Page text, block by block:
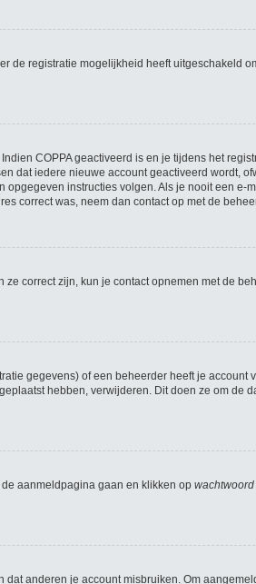
de registratie mogelijkheid heeft uitgeschakeld
COPPA geactiveerd is en je tijdens het
dat iedere nieuwe account geactiveerd wordt,
instructies volgen. Als je nooit een e-
correct was, neem dan contact op met de
correct zijn, kun je contact opnemen met de
gegevens) of een beheerder heeft je account
hebben, verwijderen. Dit doen ze om de
aanmeldpagina gaan en klikken op
anderen je account misbruiken. Om